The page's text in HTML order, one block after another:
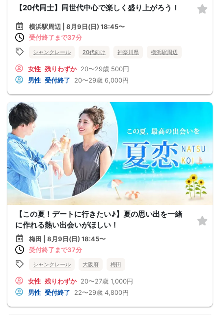
【20代同士】同世代中心で楽しく盛り上がろう！
横浜駅周辺 | 8月9日(日) 18:45〜
受付終了まで37分
シャンクレール 20代向け 神奈川県 横浜駅周辺
女性 残りわずか 20〜29歳 500円
男性 受付終了 20〜29歳 6,000円
【この夏！デートに行きたい♪】夏の思い出を一緒
に作れる熱い出会いがほしい！
梅田 | 8月9日(日) 18:45〜
受付終了まで37分
シャンクレール 大阪府 梅田
女性 残りわずか 20〜27歳 1,000円
男性 受付終了 22〜29歳 4,800円